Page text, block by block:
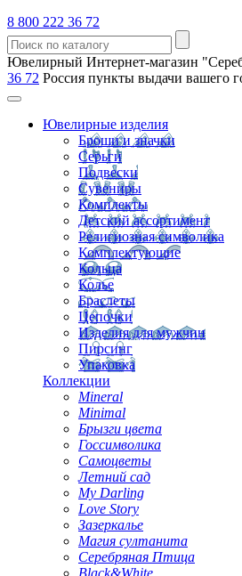
8 800 222 36 72
Ювелирный Интернет-магазин
36 72 Россия пункты выдачи вашего
Ювелирные изделия
Броши и значки
Серьги
Подвески
Сувениры
Комплекты
Детский ассортимент
Религиозная символика
Комплектующие
Кольца
Колье
Браслеты
Цепочки
Изделия для мужчин
Пирсинг
Упаковка
Коллекции
Mineral
Minimal
Брызги цвета
Госсимволика
Самоцветы
Летний сад
My Darling
Love Story
Зазеркалье
Магия султанита
Серебряная Птица
Black&White